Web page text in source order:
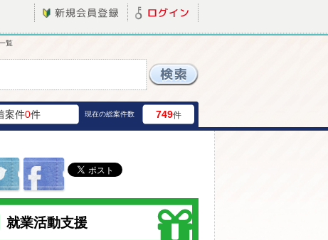
覧
案件0件 現在の総案件数 749件
就業活動支援